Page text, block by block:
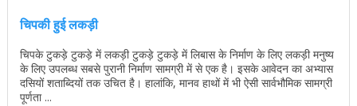
चिपकी हुई लकड़ी
चिपके टुकड़े टुकड़े में लकड़ी टुकड़े टुकड़े में लिबास के निर्माण के लिए लकड़ी मनुष्य
के लिए उपलब्ध सबसे पुरानी निर्माण सामग्री में से एक है। इसके आवेदन का अभ्यास
दसियों शताब्दियों तक उचित है। हालांकि, मानव हाथों में भी ऐसी सार्वभौमिक सामग्री
पूर्णता ...